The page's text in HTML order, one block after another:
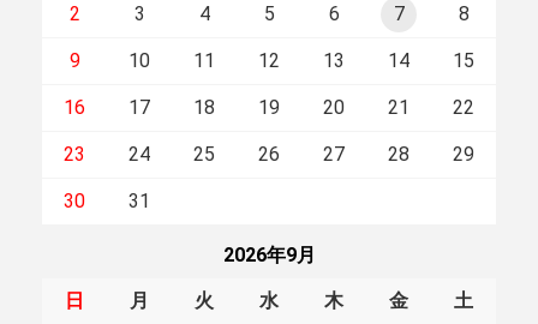
2 3 4 5 6 7 8
9 10 11 12 13 14 15
16 17 18 19 20 21 22
23 24 25 26 27 28 29
30 31
2026年9月
日
月 火 水 木 金 土